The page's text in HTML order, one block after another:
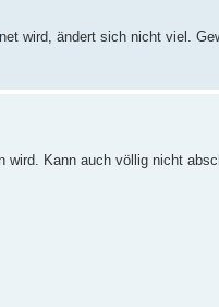
wird, ändert sich nicht viel.
wird. Kann auch völlig nicht